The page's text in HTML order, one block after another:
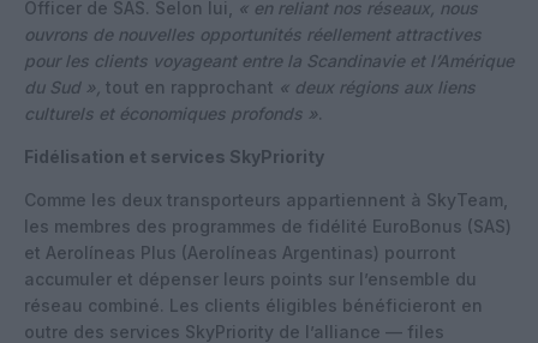
Officer de SAS. Selon lui,
« en reliant nos réseaux, nous
ouvrons de nouvelles opportunités réellement attractives
pour les clients voyageant entre la Scandinavie et l’Amérique
du Sud », tout en rapprochant « deux régions aux liens
culturels et économiques profonds ».
Fidélisation et services SkyPriority
Comme les deux transporteurs appartiennent à SkyTeam,
les membres des programmes de fidélité EuroBonus (SAS)
et Aerolíneas Plus (Aerolíneas Argentinas) pourront
accumuler et dépenser leurs points sur l’ensemble du
réseau combiné. Les clients éligibles bénéficieront en
outre des services SkyPriority de l’alliance — files